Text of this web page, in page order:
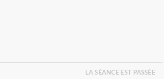
LA SÉANCE EST PASSÉE